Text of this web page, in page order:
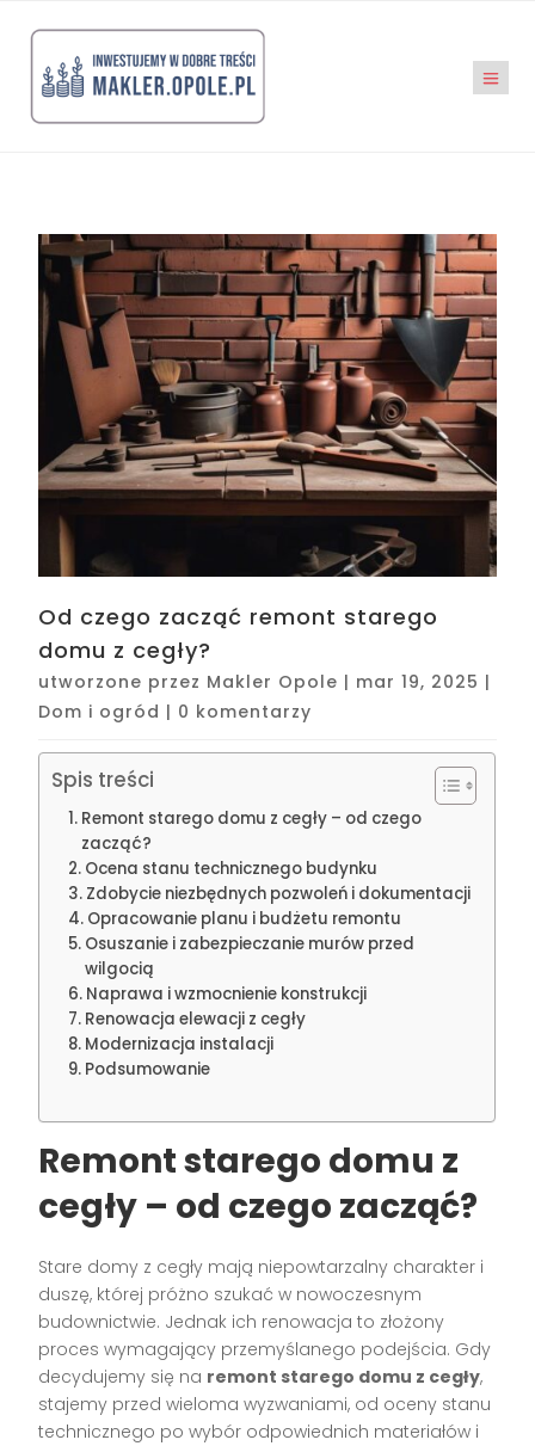
Od czego zacząć remont starego
domu z cegły?
utworzone przez Makler Opole | mar 19, 2025 |
Dom i ogród | 0 komentarzy
Spis treści
Remont starego domu z cegły – od czego
zacząć?
Ocena stanu technicznego budynku
Zdobycie niezbędnych pozwoleń i dokumentacji
Opracowanie planu i budżetu remontu
Osuszanie i zabezpieczanie murów przed
wilgocią
Naprawa i wzmocnienie konstrukcji
Renowacja elewacji z cegły
Modernizacja instalacji
Podsumowanie
Remont starego domu z
cegły – od czego zacząć?
Stare domy z cegły mają niepowtarzalny charakter i
duszę, której próżno szukać w nowoczesnym
budownictwie. Jednak ich renowacja to złożony
proces wymagający przemyślanego podejścia. Gdy
decydujemy się na remont starego domu z cegły,
stajemy przed wieloma wyzwaniami, od oceny stanu
technicznego po wybór odpowiednich materiałów i